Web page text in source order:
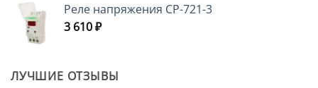
Реле напряжения CP-721-3
3 610₽
ЛУЧШИЕ ОТЗЫВЫ